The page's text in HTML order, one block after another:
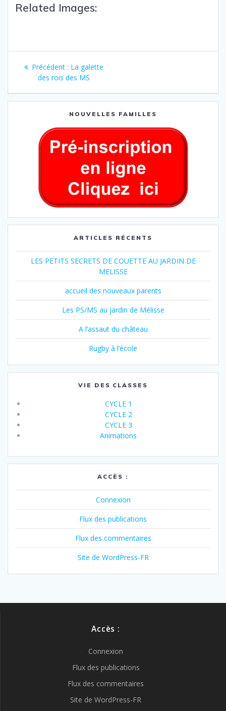
Related Images:
Précédent : La galette
des rois des MS
NOUVELLES FAMILLES
ARTICLES RÉCENTS
LES PETITS SECRETS DE COUETTE AU JARDIN DE
MELISSE
accueil des nouveaux parents
Les PS/MS au jardin de Mélisse
A l’assaut du château
Rugby à l’école
VIE DES CLASSES
CYCLE 1
CYCLE 2
CYCLE 3
Animations
ACCÈS :
Connexion
Flux des publications
Flux des commentaires
Site de WordPress-FR
Accès :
Connexion
Flux des publications
Flux des commentaires
Site de WordPress-FR